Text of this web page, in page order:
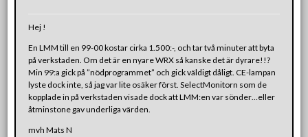
Hej !
En LMM till en 99-00 kostar cirka 1.500:-, och tar två minuter att byta
på verkstaden. Om det är en nyare WRX så kanske det är dyrare!!?
Min 99:a gick på ”nödprogrammet” och gick väldigt dåligt. CE-lampan
lyste dock inte, så jag var lite osäker först. SelectMonitorn som de
kopplade in på verkstaden visade dock att LMM:en var sönder…eller
åtminstone gav underliga värden.
mvh Mats N